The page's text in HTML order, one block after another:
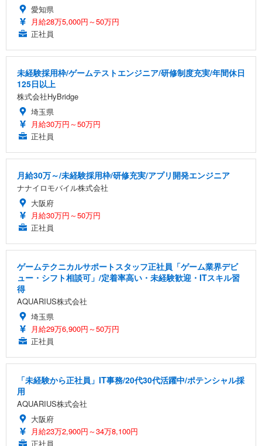
愛知県
月給28万5,000円～50万円
正社員
未経験採用枠/ゲームテストエンジニア/研修制度充実/年間休日
125日以上
株式会社HyBridge
埼玉県
月給30万円～50万円
正社員
月給30万～/未経験採用枠/研修充実/アプリ開発エンジニア
ナナイロモバイル株式会社
大阪府
月給30万円～50万円
正社員
ゲームテクニカルサポートスタッフ正社員「ゲーム業界デビ
ュー・シフト相談可」/定着率高い・未経験歓迎・ITスキル習
得
AQUARIUS株式会社
埼玉県
月給29万6,900円～50万円
正社員
「未経験から正社員」IT事務/20代30代活躍中/ポテンシャル採
用
AQUARIUS株式会社
大阪府
月給23万2,900円～34万8,100円
正社員